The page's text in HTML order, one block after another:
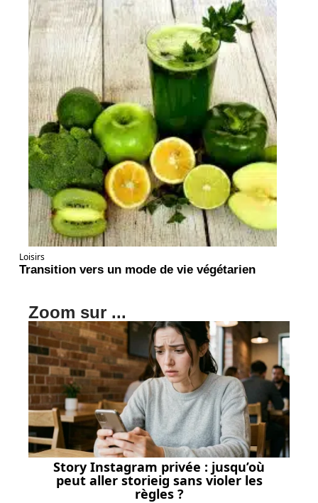
Loisirs
Transition vers un mode de vie végétarien
Zoom sur ...
Story Instagram privée : jusqu’où
peut aller storieig sans violer les
règles ?